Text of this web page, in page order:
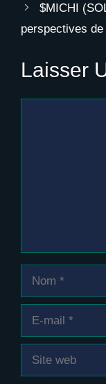
$MICHI
perspectives
Laisser